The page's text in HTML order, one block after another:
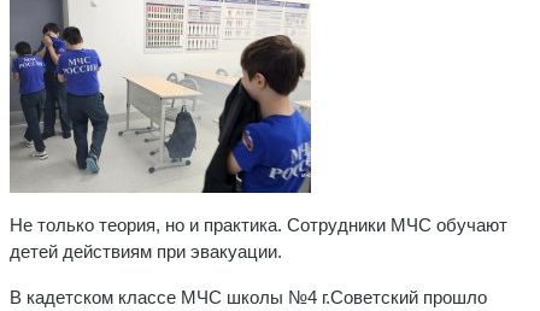
Не только теория, но и практика. Сотрудники МЧС обучают
детей действиям при эвакуации.
В кадетском классе МЧС школы №4 г.Советский прошло